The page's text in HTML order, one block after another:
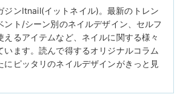
ジンItnail(イットネイル)。最新のトレン
ント/シーン別のネイルデザイン、セルフ
えるアイテムなど、ネイルに関する様々
います。読んで得するオリジナルコラム
にピッタリのネイルデザインがきっと見